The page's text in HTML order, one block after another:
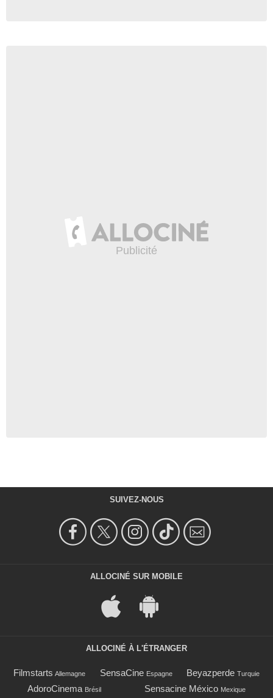
SUIVEZ-NOUS
ALLOCINÉ SUR MOBILE
ALLOCINÉ À L'ÉTRANGER
Filmstarts Allemagne SensaCine Espagne Beyazperde Turquie
AdoroCinema Brésil Sensacine México Mexique